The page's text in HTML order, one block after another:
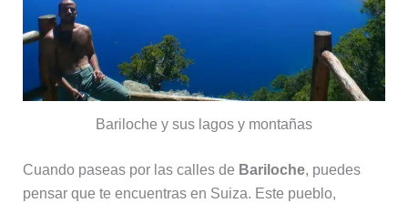
Bariloche y sus lagos y montañas
Cuando paseas por las calles de Bariloche, puedes
pensar que te encuentras en Suiza. Este pueblo,